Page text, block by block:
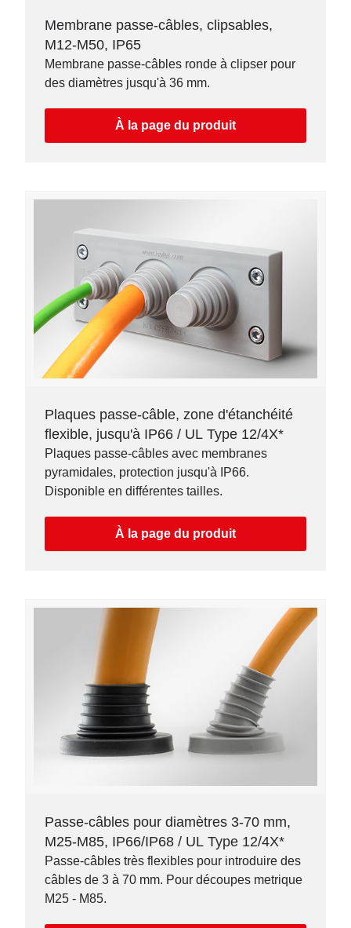
Membrane passe-câbles, clipsables,
M12-M50, IP65
Membrane passe-câbles ronde à clipser pour
des diamètres jusqu'à 36 mm.
À la page du produit
Plaques passe-câble, zone d'étanchéité
flexible, jusqu'à IP66 / UL Type 12/4X*
Plaques passe-câbles avec membranes
pyramidales, protection jusqu'à IP66.
Disponible en différentes tailles.
À la page du produit
Passe-câbles pour diamètres 3-70 mm,
M25-M85, IP66/IP68 / UL Type 12/4X*
Passe-câbles très flexibles pour introduire des
câbles de 3 à 70 mm. Pour découpes metrique
M25 - M85.